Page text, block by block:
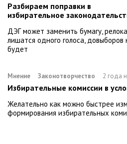
Разбираем поправки в
избирательное
ДЭГ может заменить бумагу,
лишатся одного голоса, довыборов
будет
Мнение Законотворчество 2 года
Избирательные комиссии в
Желательно как можно быстрее
формирования избирательных